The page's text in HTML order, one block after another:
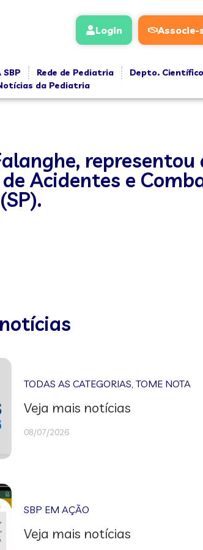
Login Associe-
SBP Rede de Pediatria Depto.
da Pediatria
Acidentes e
TODAS AS CATEGORIAS,TOME NOTA
Veja mais notícias
08/07/2026
SBP EM AÇÃO
Veja mais notícias